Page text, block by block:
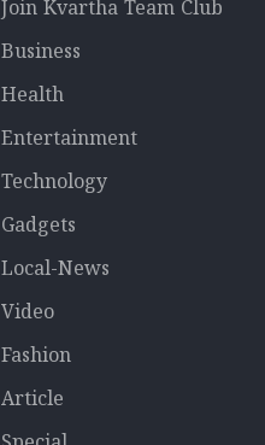
Join Kvartha Team Club
Business
Health
Entertainment
Technology
Gadgets
Local-News
Video
Fashion
Article